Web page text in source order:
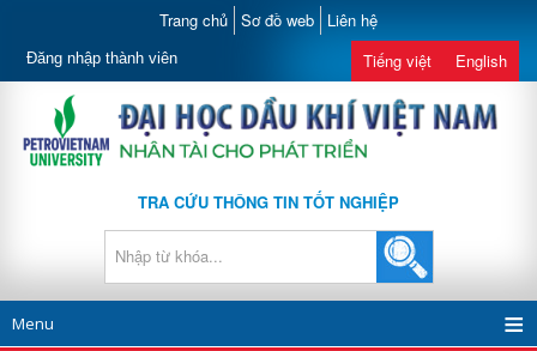
Trang chủ Sơ đồ web Liên hệ
Đăng nhập thành viên Tiếng việt English
TRA CỨU THÔNG TIN TỐT NGHIỆP
Menu